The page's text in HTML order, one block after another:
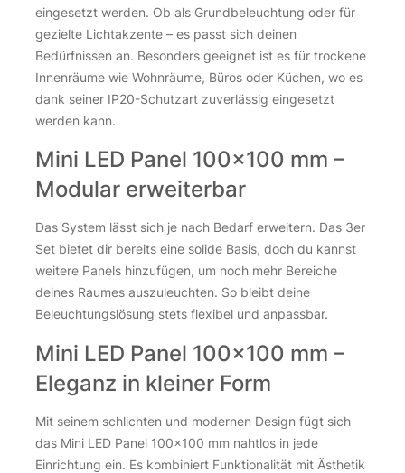
Verteiler JST 6-fach – 1x Stecker / 6x Buchse 12V für
Mini LED Systeme
inkl. 19 % MwSt. Versandkosten
Verteiler JST 6-fach – 1x Stecker / 6x Buchse 12V für Mini
Verteiler JST 6-fach – 1x Stecker / 6x Buchse 12V für Mini
eingesetzt werden. Ob als Grundbeleuchtung oder für
gezielte Lichtakzente – es passt sich deinen
Bedürfnissen an. Besonders geeignet ist es für trockene
Innenräume wie Wohnräume, Büros oder Küchen, wo es
dank seiner IP20-Schutzart zuverlässig eingesetzt
werden kann.
Mini LED Panel 100×100 mm –
Modular erweiterbar
Das System lässt sich je nach Bedarf erweitern. Das 3er
Set bietet dir bereits eine solide Basis, doch du kannst
weitere Panels hinzufügen, um noch mehr Bereiche
deines Raumes auszuleuchten. So bleibt deine
Beleuchtungslösung stets flexibel und anpassbar.
Mini LED Panel 100×100 mm –
Eleganz in kleiner Form
Mit seinem schlichten und modernen Design fügt sich
das Mini LED Panel 100×100 mm nahtlos in jede
Einrichtung ein. Es kombiniert Funktionalität mit Ästhetik